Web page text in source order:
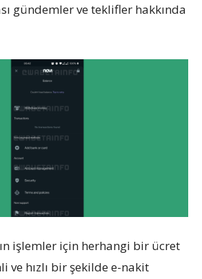
gündemler ve teklifler hakkında
işlemler için herhangi bir ücret
ve hızlı bir şekilde e-nakit